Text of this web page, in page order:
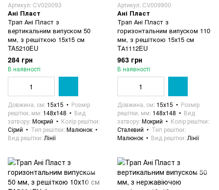
Артикул: CV020093
Ані Пласт
Трап Ані Пласт з
вертикальним випуском 50
мм, з решіткою 15х15 см
TA5210EU
284 грн
В наявності
Довжина, см 15х15
Розмір
решітки, мм 148х148
Вид
затвору Мокрий
Колір решітки
Сірий
Тип решітки Малюнок
Вид решітки Лінії
Артикул: CV009900
Ані Пласт
Трап Ані Пласт з
горизонтальним випуском 110
мм, з решіткою 15х15 см
TА1112EU
963 грн
В наявності
Довжина, см 15х15
Розмір
решітки, мм 148х148
Вид
затвору Мокрий
Колір решітки
Сталевий
Тип решітки
Малюнок
Вид решітки Лінії